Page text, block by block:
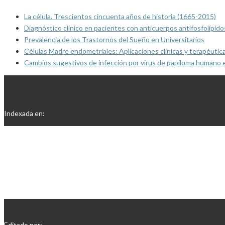
La célula. Trescientos cincuenta años de historia (1665-2015)
Diagnóstico clínico en pacientes con anticuerpos
Prevalencia de los Trastornos del Sueño en Universitarios
Células Madre endometriales: Aplicaciones clínicas y
Cambios sugestivos de infección por virus de papiloma
Indexada en: